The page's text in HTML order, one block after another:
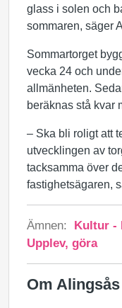
glass i solen och
sommaren, säger
Sommartorget
vecka 24 och
allmänheten.
beräknas stå kvar
– Ska bli roligt att
utvecklingen av
tacksamma över
fastighetsägaren,
Ämnen:
Kultur -
Upplev, göra
Om